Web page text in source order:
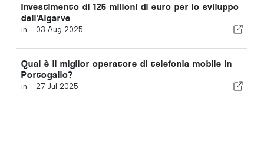
Investimento di 125 milioni di euro per lo sviluppo
dell'Algarve
in - 03 Aug 2025
Qual è il miglior operatore di telefonia mobile in
Portogallo?
in - 27 Jul 2025